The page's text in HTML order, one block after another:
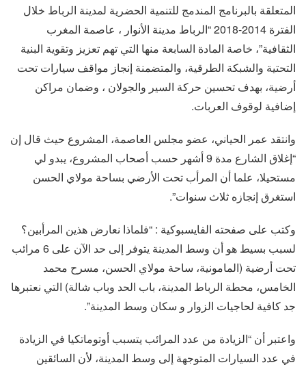
المتعلقة بالبرنامج المندمج للتنمية الحضرية لمدينة الرباط خلال
الفترة 2014-2018 “الرباط مدينة الأنوار ، عاصمة المغرب
الثقافية”، خاصة المادة السابعة منها التي تهم تعزيز وتقوية البنية
التحتية والشبكة الطرقية، والمتضمنة إنجاز مواقف سيارات تحت
أرضية، بهدف تحسين حركة السير والجولان ، وضمان مراكن
إضافية لوقوف العربات.
وانتقد عمر الحياني، عضو مجلس العاصمة، المشروع حيث قال إن
“إغلاق الشارع مدة 9 أشهر حسب أصحاب المشروع، يبدو لي
مستحيلا، علما أن المرأب تحت الأرضي بساحة مولاي الحسن
استغرق إنجازه ثلاث سنوات”.
وكتب على صفحته الفايسبوكية : “فلماذا نعارض هذين المرأبين؟
لسبب بسيط هو أن وسط المدينة يتوفر إلى حد الآن على 6 مرائب
تحت أرضية (المامونية، ساحة مولاي الحسن، مسرح محمد
الخامس، محطة الرباط المدينة، باب الحد وباب شالة) التي نعتبرها
جد كافية لحاجيات الزوار و سكان وسط المدينة”.
واعتبر أن “الزيادة من عدد المرائب يتسبب أوتوماتكيا في الزيادة
في عدد السيارات المتوجهة إلى وسط المدينة، لأن السائقين